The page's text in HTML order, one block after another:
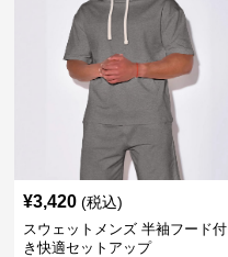
¥3,420 (税込)
スウェットメンズ 半袖フード付
き快適セットアップ